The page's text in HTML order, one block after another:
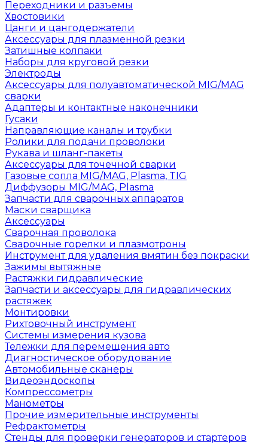
Переходники и разъемы
Хвостовики
Цанги и цангодержатели
Аксессуары для плазменной резки
Затишные колпаки
Наборы для круговой резки
Электроды
Аксессуары для полуавтоматической MIG/MAG
сварки
Адаптеры и контактные наконечники
Гусаки
Направляющие каналы и трубки
Ролики для подачи проволоки
Рукава и шланг-пакеты
Аксессуары для точечной сварки
Газовые сопла MIG/MAG, Plasma, TIG
Диффузоры MIG/MAG, Plasma
Запчасти для сварочных аппаратов
Маски сварщика
Аксессуары
Сварочная проволока
Сварочные горелки и плазмотроны
Инструмент для удаления вмятин без покраски
Зажимы вытяжные
Растяжки гидравлические
Запчасти и аксессуары для гидравлических
растяжек
Монтировки
Рихтовочный инструмент
Системы измерения кузова
Тележки для перемещения авто
Диагностическое оборудование
Автомобильные сканеры
Видеоэндоскопы
Компрессометры
Манометры
Прочие измерительные инструменты
Рефрактометры
Стенды для проверки генераторов и стартеров